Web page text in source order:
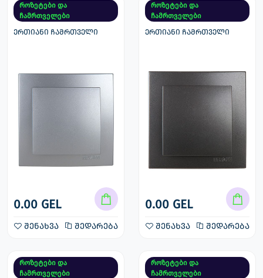
როზეტები და
ჩამრთველები
ერთიანი ჩამრთველი
0.00 GEL
შენახვა შედარება
როზეტები და
ჩამრთველები
ერთიანი ჩამრთველი
0.00 GEL
შენახვა შედარება
როზეტები და
ჩამრთველები
როზეტები და
ჩამრთველები